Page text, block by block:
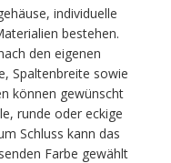
individuelle
bestehen.
den eigenen
Spaltenbreite sowie
können gewünscht
runde oder eckige
Schluss kann das
Farbe gewählt